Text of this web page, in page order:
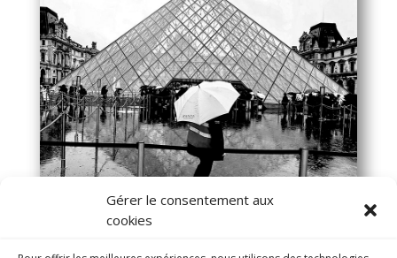
Gérer le consentement aux
cookies